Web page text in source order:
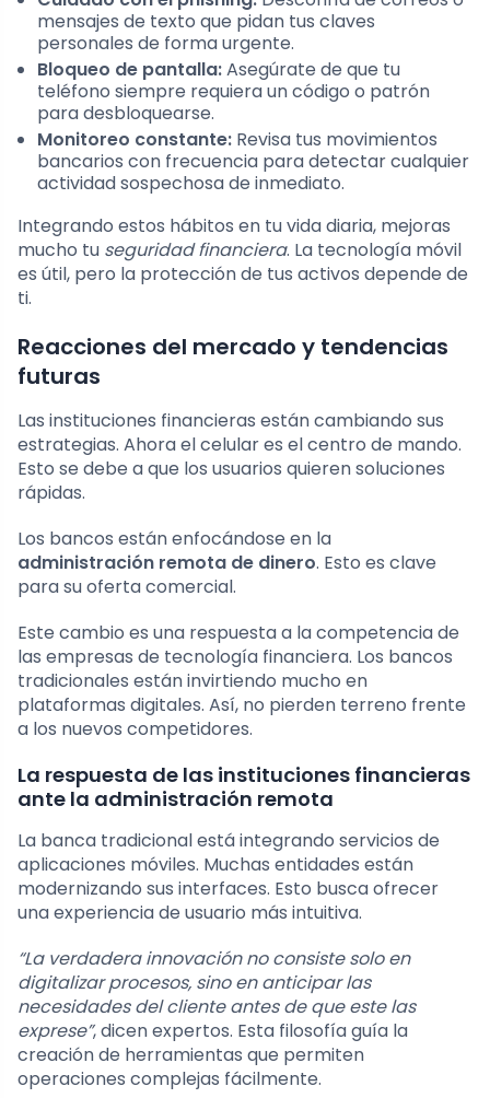
mensajes de texto que pidan tus claves
personales de forma urgente.
Bloqueo de pantalla:Asegúrate de que tu
teléfono siempre requiera un código o patrón
para desbloquearse.
Monitoreo constante: Revisa tus movimientos
bancarios con frecuencia para detectar cualquier
actividad sospechosa de inmediato.
Integrando estos hábitos en tu vida diaria, mejoras
mucho tu seguridad financiera. La tecnología móvil
es útil, pero la protección de tus activos depende de
ti.
Reacciones del mercado y tendencias
futuras
Las instituciones financieras están cambiando sus
estrategias. Ahora el celular es el centro de mando.
Esto se debe a que los usuarios quieren soluciones
rápidas.
Los bancos están enfocándose en la
administración remota de dinero. Esto es clave
para su oferta comercial.
Este cambio es una respuesta a la competencia de
las empresas de tecnología financiera. Los bancos
tradicionales están invirtiendo mucho en
plataformas digitales. Así, no pierden terreno frente
a los nuevos competidores.
La respuesta de las instituciones financieras
ante la administración remota
La banca tradicional está integrando servicios de
aplicaciones móviles. Muchas entidades están
modernizando sus interfaces. Esto busca ofrecer
una experiencia de usuario más intuitiva.
“La verdadera innovación no consiste solo en
digitalizar procesos, sino en anticipar las
necesidades del cliente antes de que este las
exprese”, dicen expertos. Esta filosofía guía la
creación de herramientas que permiten
operaciones complejas fácilmente.